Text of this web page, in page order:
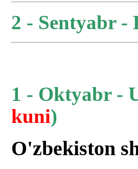
2 - Sentyabr
1 - Oktyabr -
kuni)
O'zbekiston